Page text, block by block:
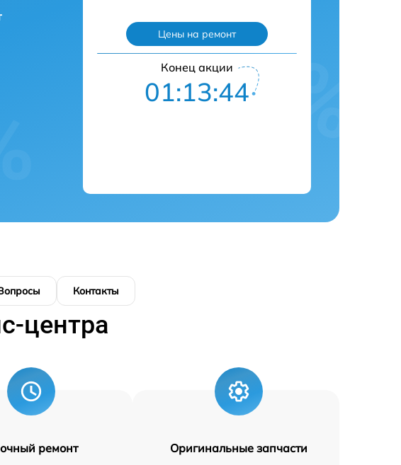
Цены на ремонт
Конец акции
01:13:43
Контакты
центра
ремонт Оригинальные запчасти